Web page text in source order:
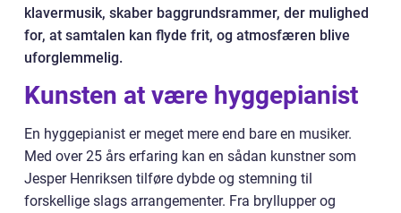
klavermusik, skaber baggrundsrammer, der mulighed
for, at samtalen kan flyde frit, og atmosfæren blive
uforglemmelig.
Kunsten at være hyggepianist
En hyggepianist er meget mere end bare en musiker.
Med over 25 års erfaring kan en sådan kunstner som
Jesper Henriksen tilføre dybde og stemning til
forskellige slags arrangementer. Fra bryllupper og